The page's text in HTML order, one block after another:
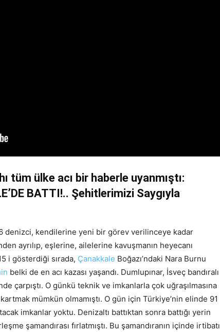
tüm ülke acı bir haberle uyanmıştı:
BATTI!.. Şehitlerimizi Saygıyla
denizci, kendilerine yeni bir görev verilinceye kadar
ayrılıp, eşlerine, ailelerine kavuşmanın heyecanı
i gösterdiği sırada, Çanakkale Boğazı’ndaki Nara Burnu
belki de en acı kazası yaşandı. Dumlupınar, İsveç bandıralı
çarpıştı. O günkü teknik ve imkanlarla çok uğraşılmasına
mümkün olmamıştı. O gün için Türkiye’nin elinde 91
imkanlar yoktu. Denizaltı battıktan sonra battığı yerin
şamandırası fırlatmıştı. Bu şamandıranın içinde irtibatı